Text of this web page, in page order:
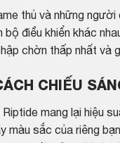
thủ và những
bộ điều khiển khác
chờn thấp nhất và
CHIẾU
mang lại hiệu
màu sắc của riêng